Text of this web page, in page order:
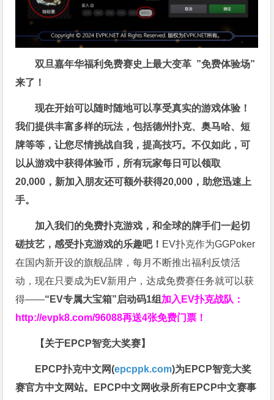
双旦嘉年华福利免费赛史上最大变革 ”免费体验场”
来了！
现在开始可以随时随地可以享受真实的游戏体验！
我们提供丰富多样的玩法，包括德州扑克、奥马哈、短
牌等等，让您尽情挑战自我，提高技巧。不仅如此，可
以从游戏中获得体验币，所有玩家每日可以领取
20,000，新加入朋友还可额外获得20,000，助您迅速上
手。
加入我们的免费扑克游戏，和全球的牌手们一起切
磋技艺，感受扑克游戏的乐趣吧！ EV扑克作为GGPoker
在国内新开设的旗舰品牌，每月不断推出福利反馈活
动，现在只要成为EV新用户，达成免费赛任务就可以获
得——“EV专属大宝箱”启动码1组 加入EV扑克战队：
http://evpk8.com/96088再送4张免费门票！
【关于EPCP智竞大奖赛】
EPCP扑克中文网(epcppk.com)为EPCP智竞大奖
赛官方中文网站。EPCP中文网收录所有EPCP中文赛事